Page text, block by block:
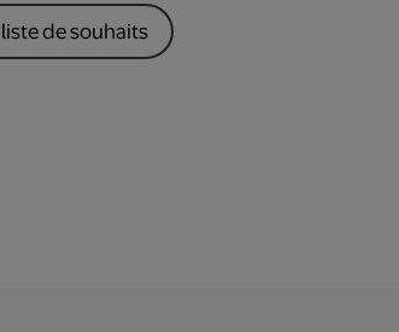
de souhaits